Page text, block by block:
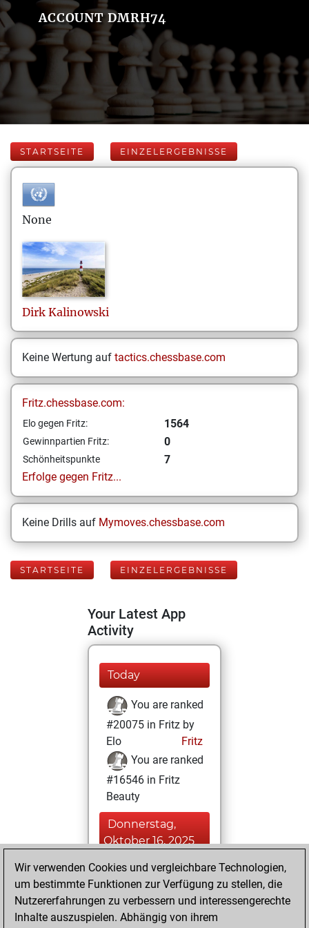
ACCOUNT DMRH74
STARTSEITE EINZELERGEBNISSE
None
Dirk Kalinowski
Keine Wertung auf tactics.chessbase.com
Fritz.chessbase.com:
Elo gegen Fritz: 1564
Gewinnpartien Fritz: 0
Schönheitspunkte
7
Erfolge gegen Fritz...
Keine Drills auf Mymoves.chessbase.com
STARTSEITE EINZELERGEBNISSE
Your Latest App
Activity
Today
You are ranked
#20075 in Fritz by
Elo
Fritz
You are ranked
#16546 in Fritz
Beauty
Donnerstag,
Oktober 16, 2025
You achieved a
BeautyScore of 7
Fritz
Wir verwenden Cookies und vergleichbare Technologien,
um bestimmte Funktionen zur Verfügung zu stellen, die
Nutzererfahrungen zu verbessern und interessengerechte
Inhalte auszuspielen. Abhängig von ihrem